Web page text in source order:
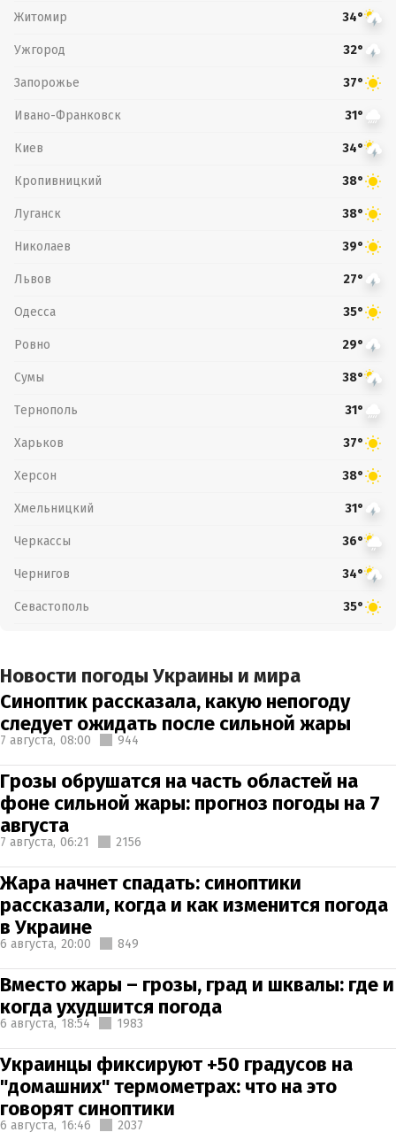
Житомир 34°
Ужгород 32°
Запорожье 37°
Ивано-Франковск 31°
Киев 34°
Кропивницкий 38°
Луганск 38°
Николаев 39°
Львов 27°
Одесса 35°
Ровно 29°
Сумы 38°
Тернополь 31°
Харьков 37°
Херсон 38°
Хмельницкий 31°
Черкассы 36°
Чернигов 34°
Севастополь 35°
Новости погоды Украины и мира
Синоптик рассказала, какую непогоду
следует ожидать после сильной жары
7 августа, 08:00 944
Грозы обрушатся на часть областей на
фоне сильной жары: прогноз погоды на 7
августа
7 августа, 06:21 2156
Жара начнет спадать: синоптики
рассказали, когда и как изменится погода
в Украине
6 августа, 20:00 849
Вместо жары – грозы, град и шквалы: где и
когда ухудшится погода
6 августа, 18:54 1983
Украинцы фиксируют +50 градусов на
"домашних" термометрах: что на это
говорят синоптики
6 августа, 16:46 2037